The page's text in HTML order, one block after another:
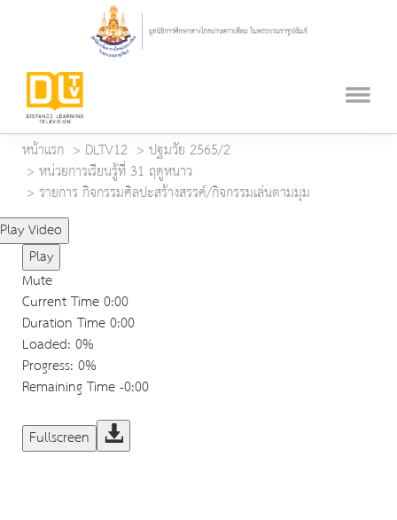
หน้าแรก DLTV12
ปฐมวัย 2565/2
หน่วยการเรียนรู้ที่ 31 ฤดูหนาว
รายการ กิจกรรมศิลปะสร้างสรรค์/กิจกรรมเล่นตามมุม
Play Video
Play
Mute
Current Time0:00
Duration Time0:00
Loaded: 0%
Progress: 0%
Remaining Time-0:00
Fullscreen